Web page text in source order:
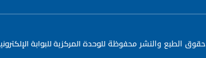
حقوق الطبع والنشر محفوظةللوحدة المركزية للبوابة